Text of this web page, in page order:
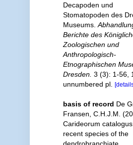
Decapoden und
Stomatopoden des
Museums.
Berichte des
Zoologischen und
Anthropologisch-
Etnographischen
Dresden. 3 (3): 1-56, 1
unnumbered pl.
basis of record De
Fransen, C.H.J.M.
Carideorum
recent species of the